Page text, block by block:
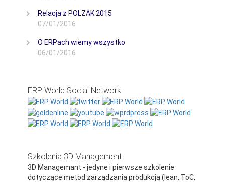
Relacja z POLZAK 2015
07/01/2016
O ERPach wiemy wszystko
06/01/2016
ERP World Social Network
Szkolenia 3D Management
3D Managemant - jedyne i pierwsze szkolenie
dotyczące metod zarządzania produkcją (lean, ToC,